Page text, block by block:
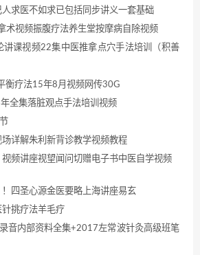
求医不如求已包括同步讲义一套基础
术视频振腹疗法养生堂按摩病自除视频
讲课视频22集中医推拿点穴手法培训（积善
衡疗法15年8月视频网传30G
全集落脏观点手法培训视频
详解朱利新背诊教学视频教程
频讲座视望闻问切赠电子书中医自学视频
四圣心源金医要略上海讲座易玄
针挑疗法羊毛疗
音内部资料全集+2017左常波针灸高级班笔